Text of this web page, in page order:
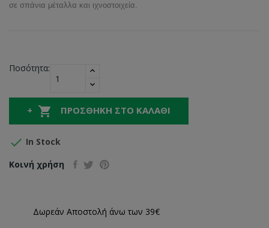
σε σπάνια μέταλλα και ιχνοστοιχεία.
Ποσότητα:
 ΠΡΟΣΘΉΚΗ ΣΤΟ ΚΑΛΆΘΙ
 In Stock
Κοινή χρήση
Δωρεάν Αποστολή άνω των 39€